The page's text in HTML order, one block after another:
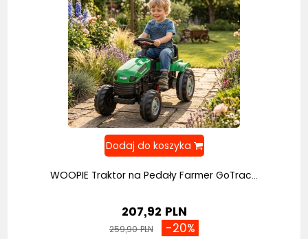
WOOPIE Traktor na Pedały Farmer GoTrac...
207,92 PLN
259,90 PLN -20%